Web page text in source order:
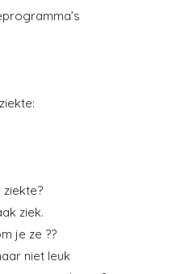
ziek.
je ze ??
niet leuk